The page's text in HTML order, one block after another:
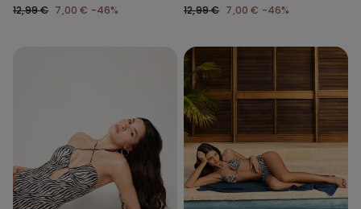
12,99 € 7,00 € -46%
12,99 € 7,00 € -46%